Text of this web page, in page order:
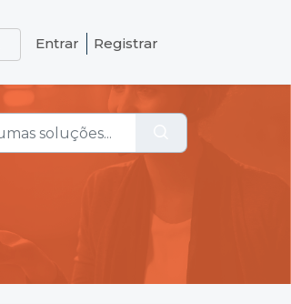
Entrar Registrar